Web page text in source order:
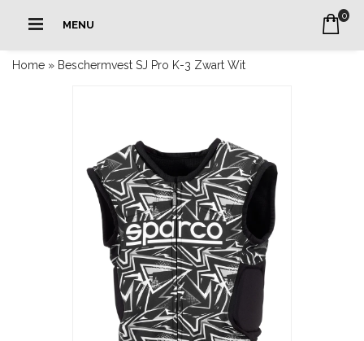
MENU
0
Home » Beschermvest SJ Pro K-3 Zwart Wit